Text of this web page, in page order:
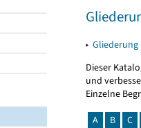
▸ Gliederung
Dieser
und
Einzelne
A
B C